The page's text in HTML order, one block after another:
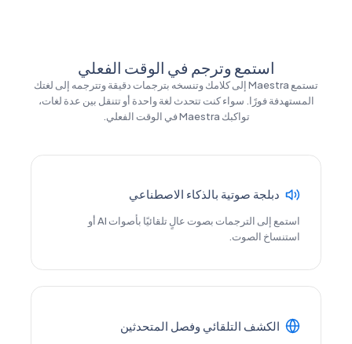
استمع وترجم في الوقت الفعلي
تستمع Maestra إلى كلامك وتنسخه بترجمات دقيقة وتترجمه إلى لغتك
المستهدفة فورًا. سواء كنت تتحدث لغة واحدة أو تتنقل بين عدة لغات،
تواكبك Maestra في الوقت الفعلي.
دبلجة صوتية بالذكاء الاصطناعي
استمع إلى الترجمات بصوت عالٍ تلقائيًا بأصوات AI أو
استنساخ الصوت.
الكشف التلقائي وفصل المتحدثين